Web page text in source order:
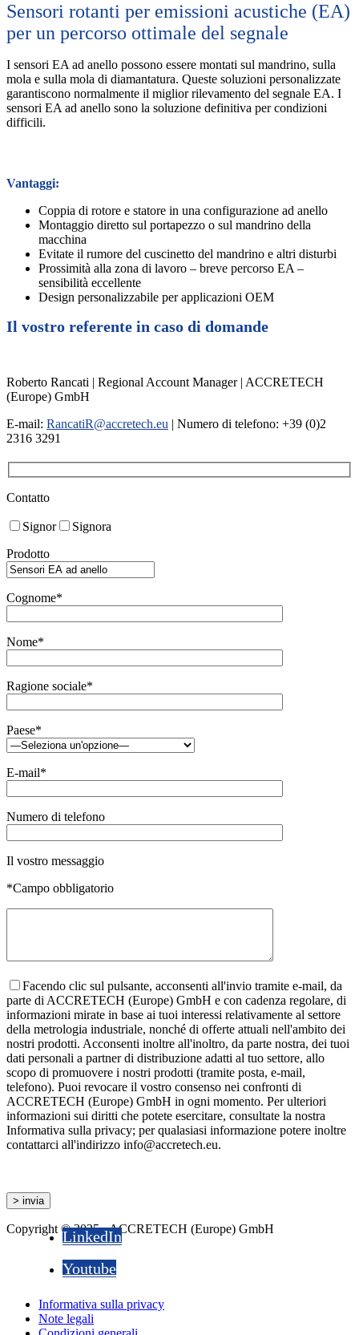
Sensori rotanti per emissioni acustiche (EA)
per un percorso ottimale del segnale
I sensori EA ad anello possono essere montati sul mandrino, sulla
mola e sulla mola di diamantatura. Queste soluzioni personalizzate
garantiscono normalmente il miglior rilevamento del segnale EA. I
sensori EA ad anello sono la soluzione definitiva per condizioni
difficili.
Vantaggi:
Coppia di rotore e statore in una configurazione ad anello
Montaggio diretto sul portapezzo o sul mandrino della
macchina
Evitate il rumore del cuscinetto del mandrino e altri disturbi
Prossimità alla zona di lavoro – breve percorso EA –
sensibilità eccellente
Design personalizzabile per applicazioni OEM
Il vostro referente in caso di domande
Roberto Rancati | Regional Account Manager | ACCRETECH
(Europe) GmbH
E-mail: RancatiR@accretech.eu | Numero di telefono: +39 (0)2
2316 3291
Contatto
Signor
Signora
Prodotto
Cognome*
Nome*
Ragione sociale*
Paese*
E-mail*
Numero di telefono
Il vostro messaggio
*Campo obbligatorio
Facendo clic sul pulsante, acconsenti all'invio tramite e-mail, da
parte di ACCRETECH (Europe) GmbH e con cadenza regolare, di
informazioni mirate in base ai tuoi interessi relativamente al settore
della metrologia industriale, nonché di offerte attuali nell'ambito dei
nostri prodotti. Acconsenti inoltre all'inoltro, da parte nostra, dei tuoi
dati personali a partner di distribuzione adatti al tuo settore, allo
scopo di promuovere i nostri prodotti (tramite posta, e-mail,
telefono). Puoi revocare il vostro consenso nei confronti di
ACCRETECH (Europe) GmbH in ogni momento. Per ulteriori
informazioni sui diritti che potete esercitare, consultate la nostra
Informativa sulla privacy; per qualasiasi informazione potere inoltre
contattarci all'indirizzo info@accretech.eu.
Copyright © 2025 - ACCRETECH (Europe) GmbH
LinkedIn
Youtube
Informativa sulla privacy
Note legali